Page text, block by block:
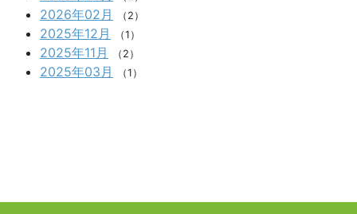
2026年02月 （2）
2025年12月 （1）
2025年11月 （2）
2025年03月 （1）